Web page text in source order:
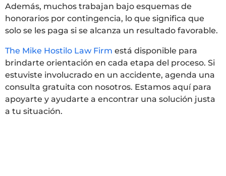
Además, muchos trabajan bajo esquemas de
honorarios por contingencia, lo que significa que
solo se les paga si se alcanza un resultado favorable.
The Mike Hostilo Law Firm está disponible para
brindarte orientación en cada etapa del proceso. Si
estuviste involucrado en un accidente, agenda una
consulta gratuita con nosotros. Estamos aquí para
apoyarte y ayudarte a encontrar una solución justa
a tu situación.